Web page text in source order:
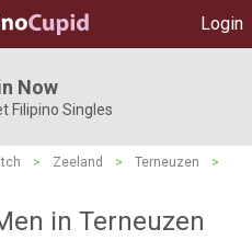
Login
Now
Filipino Singles
> Zeeland > Terneuzen
>
in Terneuzen